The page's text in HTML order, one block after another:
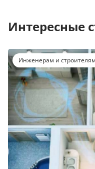
Интересные
Инженерам и строителям